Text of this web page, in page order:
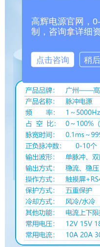
高辉电源官网，
制，咨询拿详细
点击咨询 稍